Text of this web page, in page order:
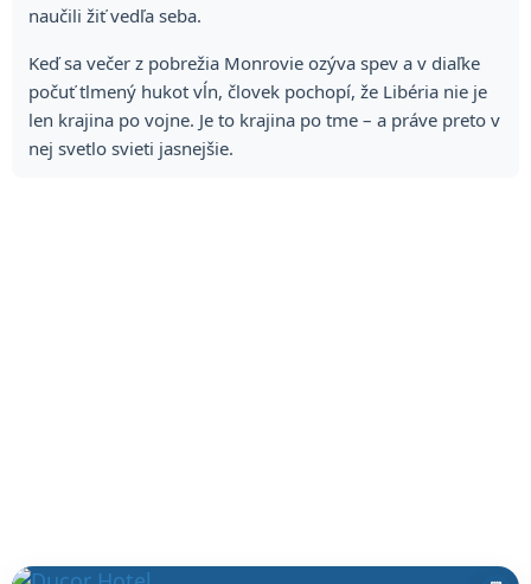
naučili žiť vedľa seba.
Keď sa večer z pobrežia Monrovie ozýva spev a v diaľke
počuť tlmený hukot vĺn, človek pochopí, že Libéria nie je
len krajina po vojne. Je to krajina po tme – a práve preto v
nej svetlo svieti jasnejšie.